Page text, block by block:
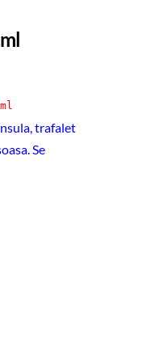
trafalet
Se